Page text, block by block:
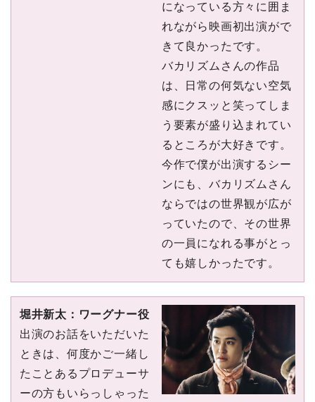
になっている⽅々に囲ま
れながら映画初出演がで
きて良かったです。
バカリズムさんの作品
は、⽇常の何気ない空気
感にクスッと笑ってしま
う要素が盛り込まれてい
るところが⼤好きです。
今作で僕が出演するシー
ンにも、バカリズムさん
ならではの世界観が広が
っていたので、その世界
の⼀員になれる事がとっ
ても嬉しかったです。
堀井新太：ワーグナー役
出演のお話をいただいた
ときは、何度かご⼀緒し
たことあるプロデューサ
ーの⽅もいらっしゃった